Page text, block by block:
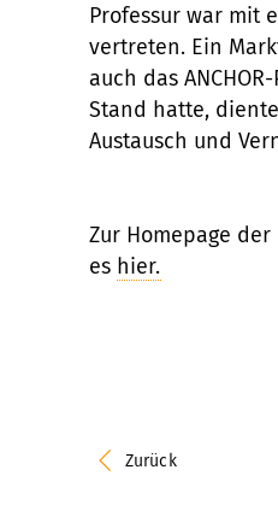
Professur war mit
vertreten. Ein
auch das
Stand hatte,
Austausch und
Zur Homepage
es hier.
Zurück